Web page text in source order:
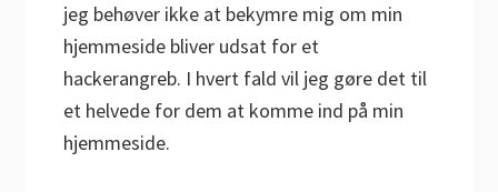
jeg behøver ikke at bekymre mig om min
hjemmeside bliver udsat for et
hackerangreb. I hvert fald vil jeg gøre det til
et helvede for dem at komme ind på min
hjemmeside.